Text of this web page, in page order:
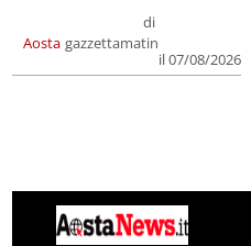
Aosta
di
gazzettamatin
il 07/08/2026